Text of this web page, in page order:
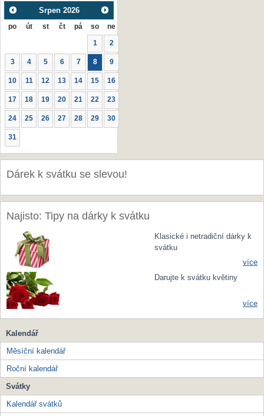
Srpen 2026
po út st čt pá so ne
1 2
3 4 5 6 7 8 9
10 11 12 13 14 15 16
17 18 19 20 21 22 23
24 25 26 27 28 29 30
31
Dárek k svátku se slevou!
Najisto: Tipy na dárky k svátku
Klasické i netradiční dárky k
svátku
více
Darujte k svátku květiny
více
Kalendář
Měsíční kalendář
Roční kalendář
Svátky
Kalendář svátků